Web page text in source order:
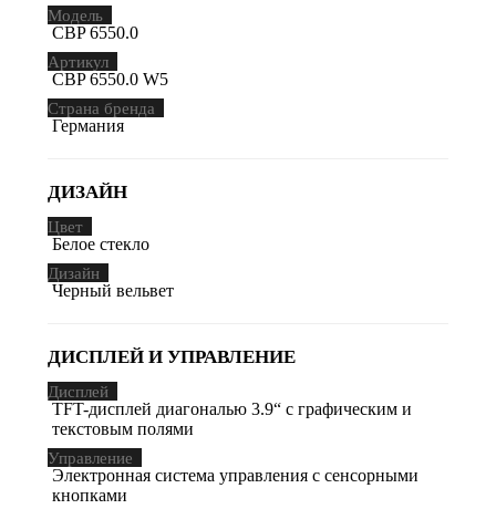
Модель
CBP 6550.0
Артикул
CBP 6550.0 W5
Страна бренда
Германия
ДИЗАЙН
Цвет
Белое стекло
Дизайн
Черный вельвет
ДИСПЛЕЙ И УПРАВЛЕНИЕ
Дисплей
TFT-дисплей диагональю 3.9“ с графическим и
текстовым полями
Управление
Электронная система управления с сенсорными
кнопками